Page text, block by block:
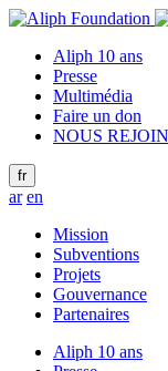
Aliph 10 ans
Presse
Multimédia
Faire un don
NOUS
fr
ar en
Mission
Subventions
Projets
Gouvernance
Partenaires
Aliph 10 ans